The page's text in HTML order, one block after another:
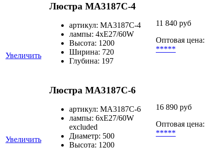
Увеличить
Люстра MA3187C-4
артикул: MA3187C-4
лампы: 4хЕ27/60W
Высота: 1200
Ширина: 720
Глубина: 197
11 840 руб
Оптовая цена:
*****
Увеличить
Люстра MA3187C-6
артикул: MA3187C-6
лампы: 6хE27/60W
excluded
Диаметр: 500
Высота: 1200
16 890 руб
Оптовая цена:
*****